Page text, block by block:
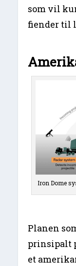
som vil
fiender til
Iron Dome
Planen
prinsipalt
et